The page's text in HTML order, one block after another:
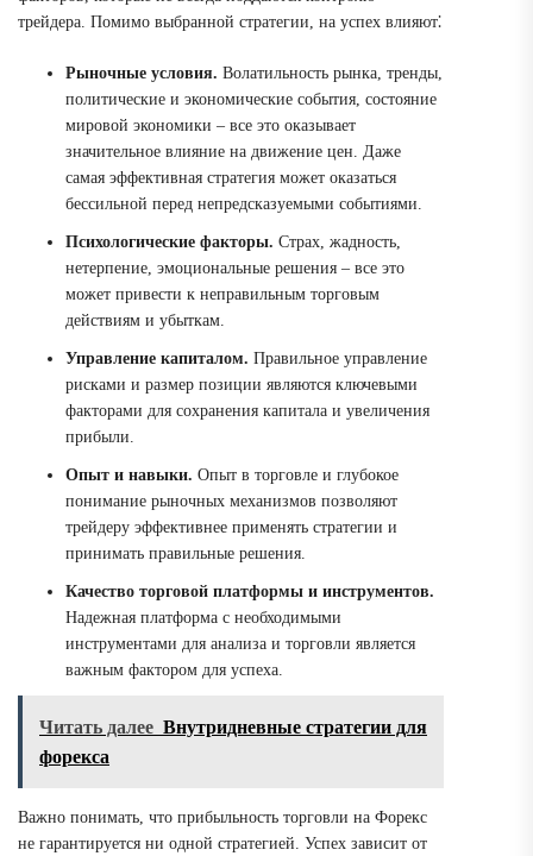
трейдера. Помимо выбранной стратегии, на успех влияют⁚
Рыночные условия. Волатильность рынка, тренды,
политические и экономические события, состояние
мировой экономики – все это оказывает
значительное влияние на движение цен. Даже
самая эффективная стратегия может оказаться
бессильной перед непредсказуемыми событиями.
Психологические факторы. Страх, жадность,
нетерпение, эмоциональные решения – все это
может привести к неправильным торговым
действиям и убыткам.
Управление капиталом. Правильное управление
рисками и размер позиции являются ключевыми
факторами для сохранения капитала и увеличения
прибыли.
Опыт и навыки. Опыт в торговле и глубокое
понимание рыночных механизмов позволяют
трейдеру эффективнее применять стратегии и
принимать правильные решения.
Качество торговой платформы и инструментов.
Надежная платформа с необходимыми
инструментами для анализа и торговли является
важным фактором для успеха.
Читать далее Внутридневные стратегии для
форекса
Важно понимать, что прибыльность торговли на Форекс
не гарантируется ни одной стратегией. Успех зависит от